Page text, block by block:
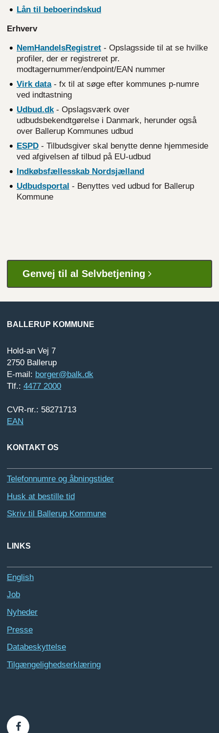
Lån til beboerindskud
Erhverv
NemHandelsRegistret - Opslagsside til at se hvilke
profiler, der er registreret pr.
modtagernummer/endpoint/EAN nummer
Virk data- fx til at søge efter kommunes p-numre
ved indtastning
Udbud.dk- Opslagsværk over
udbudsbekendtgørelse i Danmark, herunder også
over Ballerup Kommunes udbud
ESPD - Tilbudsgiver skal benytte denne hjemmeside
ved afgivelsen af tilbud på EU-udbud
Indkøbsfællesskab Nordsjælland
Udbudsportal - Benyttes ved udbud for Ballerup
Kommune
Genvej til al Selvbetjening
BALLERUP KOMMUNE
Hold-an Vej 7
2750 Ballerup
E-mail: borger@balk.dk
Tlf.: 4477 2000
CVR-nr.: 58271713
EAN
KONTAKT OS
Telefonnumre og åbningstider
Husk at bestille tid
Skriv til Ballerup Kommune
LINKS
English
Job
Nyheder
Presse
Databeskyttelse
Tilgængelighedserklæring